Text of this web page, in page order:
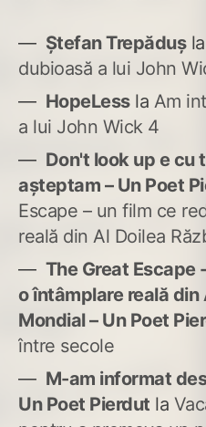
Ștefan Trepădușla
dubioasă a lui John
HopeLessla Am
a lui John Wick 4
Don't look up e cu
așteptam – Un Poet
Escape – un film ce
reală din Al Doilea
The Great Escape
o întâmplare reală din
Mondial – Un Poet
între secole
M-am informat
Un Poet Pierdut la